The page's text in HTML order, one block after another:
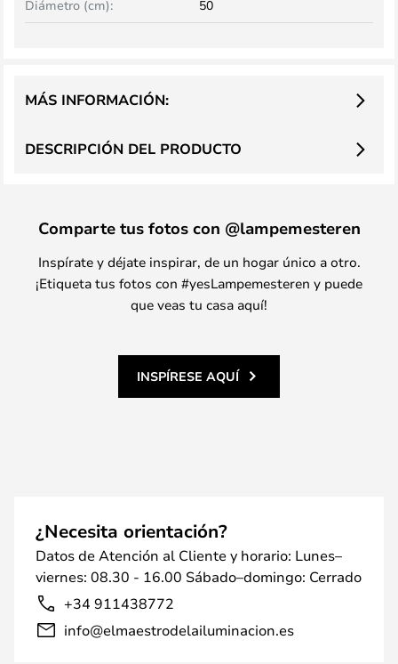
Diámetro (cm): 50
DESCRIPCIÓN DEL PRODUCTO
MÁS INFORMACIÓN:
Comparte tus fotos con @lampemesteren
Inspírate y déjate inspirar, de un hogar único a otro.
¡Etiqueta tus fotos con #yesLampemesteren y puede
que veas tu casa aquí!
INSPÍRESE AQUÍ
¿Necesita orientación?
Datos de Atención al Cliente y horario: Lunes–
viernes: 08.30 - 16.00 Sábado–domingo: Cerrado
+34 911438772
info@elmaestrodelailuminacion.es